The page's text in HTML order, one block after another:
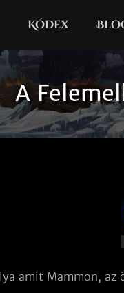
Kódex
A
amit Mammon,